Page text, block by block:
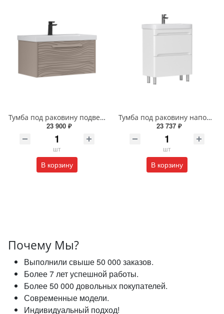
Тумба под раковину подвесная EQUIL Глеам 80.1Я/Gleam 80.1Y амарок/дуб вотан tpGLEAM80.1Y-25
23 900 ₽
шт
В корзину
Тумба под раковину напольная EQUIL Найс 60 см tnNICE60.2Y-05 белая
23 737 ₽
шт
В корзину
Почему Мы?
Выполнили свыше 50 000 заказов.
Более 7 лет успешной работы.
Более 50 000 довольных покупателей.
Современные модели.
Индивидуальный подход!